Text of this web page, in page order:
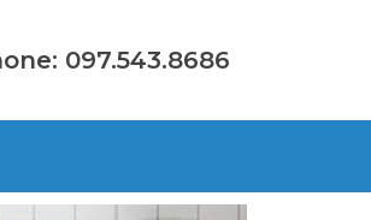
097.543.8686